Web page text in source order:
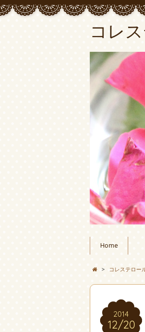
コレ
Home
> コレステロー
2014
12/20